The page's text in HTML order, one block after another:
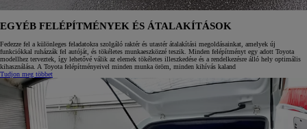
EGYÉB FELÉPÍTMÉNYEK ÉS ÁTALAKÍTÁSOK
Fedezze fel a különleges feladatokra szolgáló raktér és utastér átalakítási megoldásainkat, amelyek új
funkciókkal ruházzák fel autóját, és tökéletes munkaeszközzé teszik. Minden felépítményt egy adott Toyota
modellhez terveztek, így lehetővé válik az elemek tökéletes illeszkedése és a rendelkezésre álló hely optimális
kihasználása. A Toyota felépítményeivel minden munka öröm, minden kihívás kaland
Tudjon meg többet